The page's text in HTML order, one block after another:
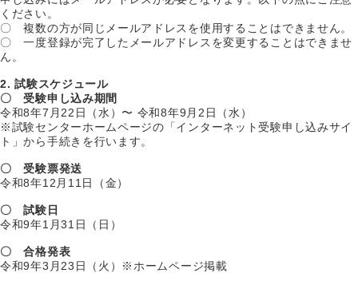
ください。
〇 複数の方が同じメールアドレスを使用することはできません。
〇 一度登録が完了したメールアドレスを変更することはできませ
ん。
2. 試験スケジュール
〇 受験申し込み期間
令和8年7月22日（水）〜 令和8年9月2日（水）
※試験センターホームページの「インターネット受験申し込みサイ
ト」から手続きを行います。
〇 受験票発送
令和8年12月11日（金）
〇 試験日
令和9年1月31日（日）
〇 合格発表
令和9年3月23日（火）※ホームページ掲載